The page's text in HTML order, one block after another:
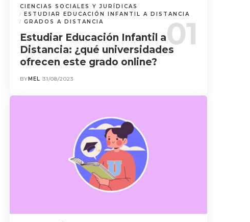
CIENCIAS SOCIALES Y JURÍDICAS
ESTUDIAR EDUCACIÓN INFANTIL A DISTANCIA
GRADOS A DISTANCIA
Estudiar Educación Infantil a
Distancia: ¿qué universidades
ofrecen este grado online?
BYMEL 31/08/2023